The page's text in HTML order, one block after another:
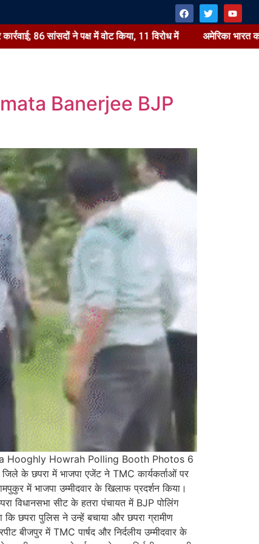
86 सांसदों ने पक्ष में वोट किया, 11 विरोध में अमेरिका भारत का
Banerjee BJP
Hooghly Howrah Polling Booth Photos 6
के छपरा में भाजपा एजेंट ने TMC कार्यकर्ताओं पर
में भाजपा उम्मीदवार के खिलाफ प्रदर्शन किया।
विधानसभा सीट के हतरा पंचायत में BJP पोलिंग
छपरा पुलिस ने उन्हें बचाया और छपरा ग्रामीण
बीजपुर में TMC पार्षद और निर्दलीय उम्मीदवार के